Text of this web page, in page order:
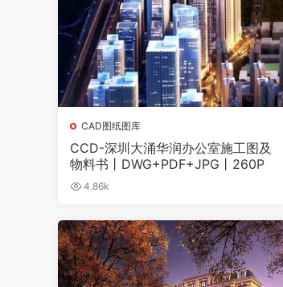
CAD图纸图库
CCD-深圳大涌华润办公室施工图及
物料书丨DWG+PDF+JPG丨260P
4.86k